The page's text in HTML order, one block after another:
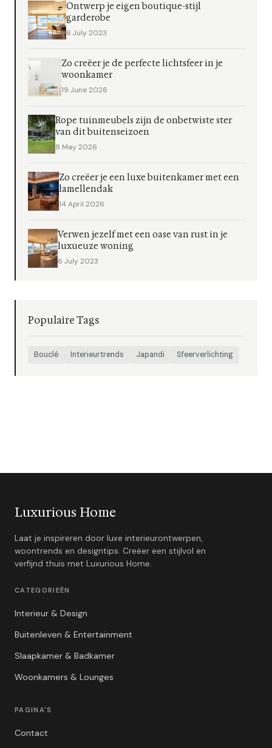
Ontwerp je eigen boutique-stijl
garderobe
6 July 2023
Zo creëer je de perfecte lichtsfeer in je
woonkamer
19 June 2026
Rope tuinmeubels zijn de onbetwiste ster
van dit buitenseizoen
8 May 2026
Zo creëer je een luxe buitenkamer met een
lamellendak
14 April 2026
Verwen jezelf met een oase van rust in je
luxueuze woning
6 July 2023
Populaire Tags
Bouclé Interieurtrends Japandi Sfeerverlichting
Luxurious Home
Laat je inspireren door luxe interieurontwerpen,
woontrends en designtips. Creëer een stijlvol en
verfijnd thuis met Luxurious Home.
CATEGORIEËN
Interieur & Design
Buitenleven & Entertainment
Slaapkamer & Badkamer
Woonkamers & Lounges
PAGINA'S
Contact